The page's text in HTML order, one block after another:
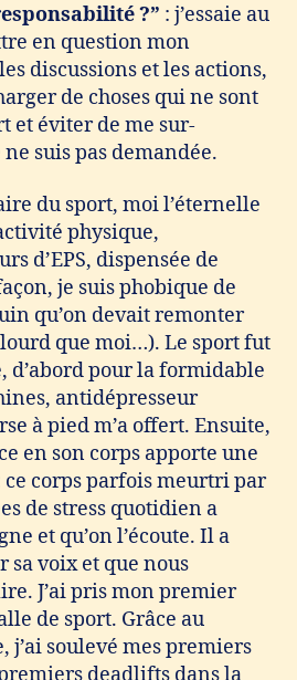
?” : j’essaie au
en question mon
discussions et les actions,
de choses qui ne sont
et éviter de me sur-
suis pas demandée.
du sport, moi l’éternelle
physique,
d’EPS, dispensée de
je suis phobique de
qu’on devait remonter
que moi…). Le sport fut
d’abord pour la formidable
antidépresseur
à pied m’a offert. Ensuite,
en son corps apporte une
corps parfois meurtri par
de stress quotidien a
et qu’on l’écoute. Il a
sa voix et que nous
J’ai pris mon premier
de sport. Grâce au
j’ai soulevé mes premiers